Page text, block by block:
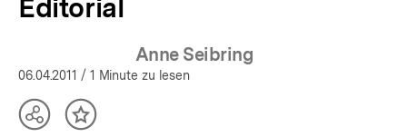
Editorial
Anne Seibring
06.04.2011 / 1 Minute zu lesen
TeilenInhalt